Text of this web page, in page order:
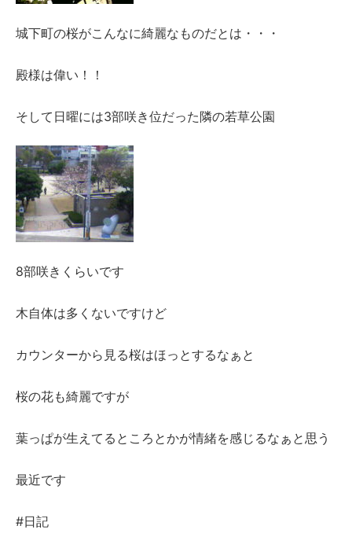
城下町の桜がこんなに綺麗なものだとは・・・
殿様は偉い！！
そして日曜には3部咲き位だった隣の若草公園
8部咲きくらいです
木自体は多くないですけど
カウンターから見る桜はほっとするなぁと
桜の花も綺麗ですが
葉っぱが生えてるところとかが情緒を感じるなぁと思う
最近です
#日記